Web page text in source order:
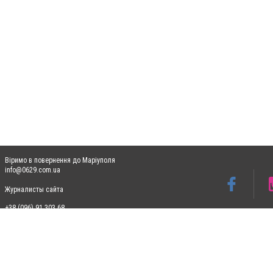
Віримо в повернення до Маріуполя
info@0629.com.ua
Журналисты сайта
+38 (096) 91 303 68